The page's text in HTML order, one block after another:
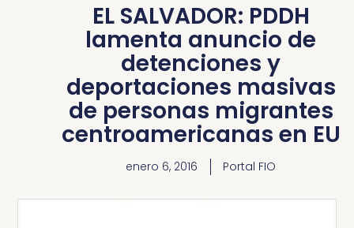
EL SALVADOR: PDDH
lamenta anuncio de
detenciones y
deportaciones masivas
de personas migrantes
centroamericanas en EU
enero 6, 2016 Portal FIO